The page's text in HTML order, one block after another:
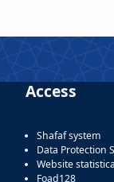
Access
Shafaf system
Data Protection
Website
Foad128